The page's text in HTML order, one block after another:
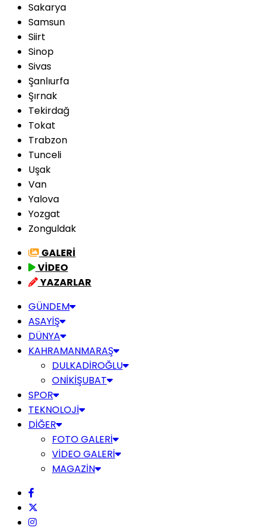
Sakarya
Samsun
Siirt
Sinop
Sivas
Şanlıurfa
Şırnak
Tekirdağ
Tokat
Trabzon
Tunceli
Uşak
Van
Yalova
Yozgat
Zonguldak
GALERİ
VİDEO
YAZARLAR
GÜNDEM
ASAYİŞ
DÜNYA
KAHRAMANMARAŞ
DULKADİROĞLU
ONİKİŞUBAT
SPOR
TEKNOLOJİ
DİĞER
FOTO GALERİ
VİDEO GALERİ
MAGAZİN